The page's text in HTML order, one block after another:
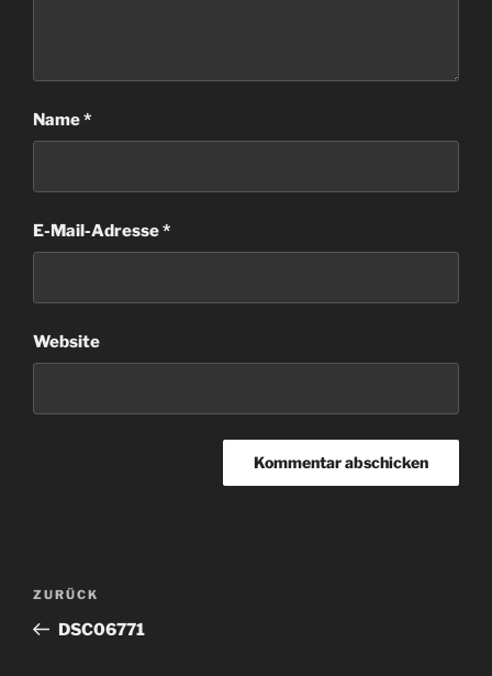
Name*
E-Mail-Adresse*
Website
Beitragsnavigation
Vorheriger
Beitrag
ZURÜCK
DSC06771